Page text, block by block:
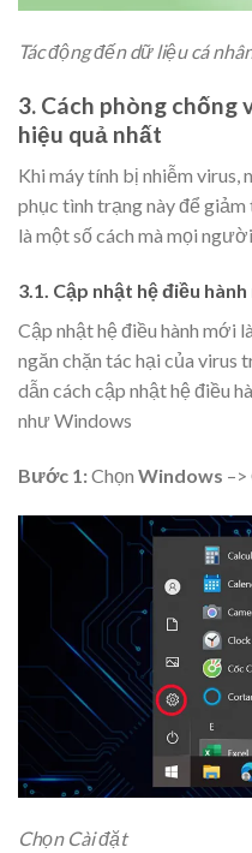
Tác động đến dữ liệu cá
3. Cách phòng chống
hiệu quả nhất
Khi máy tính bị nhiễm virus,
phục tình trạng này để
là một số cách mà mọi
3.1. Cập nhật hệ điều
Cập nhật hệ điều hành mới
ngăn chặn tác hại của virus
dẫn cách cập nhật hệ điều
như Windows
Bước 1:Chọn Windows –>
Chọn Cài đặt